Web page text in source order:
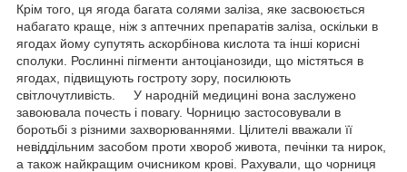
Крім того, ця ягода багата солями заліза, яке засвоюється
набагато краще, ніж з аптечних препаратів заліза, оскільки в
ягодах йому супутять аскорбінова кислота та інші корисні
сполуки. Рослинні пігменти антоціанозиди, що містяться в
ягодах, підвищують гостроту зору, посилюють
світлочутливість. У народній медицині вона заслужено
завоювала почесть і повагу. Чорницю застосовували в
боротьбі з різними захворюваннями. Цілителі вважали її
невіддільним засобом проти хвороб живота, печінки та нирок,
а також найкращим очисником крові. Рахували, що чорниця